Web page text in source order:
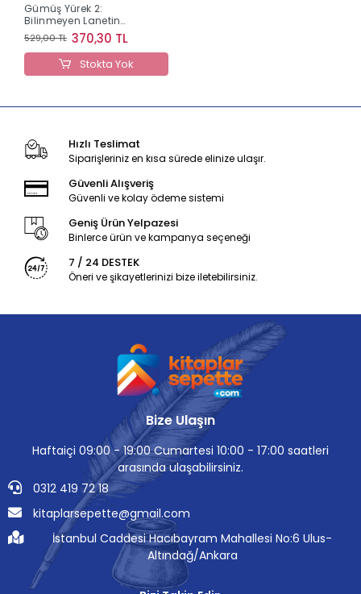
Gümüş Yürek 2:
Bilinmeyen Lanetin
Kederi (Ciltli)
529,00 TL 370,30 TL
Stokta Yok
Hızlı Teslimat
Siparişleriniz en kısa sürede elinize ulaşır.
Güvenli Alışveriş
Güvenli ve kolay ödeme sistemi
Geniş Ürün Yelpazesi
Binlerce ürün ve kampanya seçeneği
7 / 24 DESTEK
Öneri ve şikayetlerinizi bize iletebilirsiniz.
Bize Ulaşın
Haftaiçi 09:00 - 19:00 Cumartesi 10:00 - 17:00 saatleri
arasında ulaşabilirsiniz.
0312 419 72 18
kitaplarsepette@gmail.com
İstanbul Caddesi Hacıbayram Mahallesi No:6 Ulus-
Altındağ/Ankara